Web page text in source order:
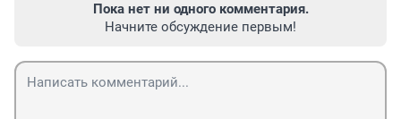
Пока нет ни одного комментария.
Начните обсуждение первым!